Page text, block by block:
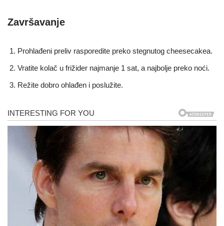
Završavanje
Prohlađeni preliv rasporedite preko stegnutog cheesecakea.
Vratite kolač u frižider najmanje 1 sat, a najbolje preko noći.
Režite dobro ohlađen i poslužite.